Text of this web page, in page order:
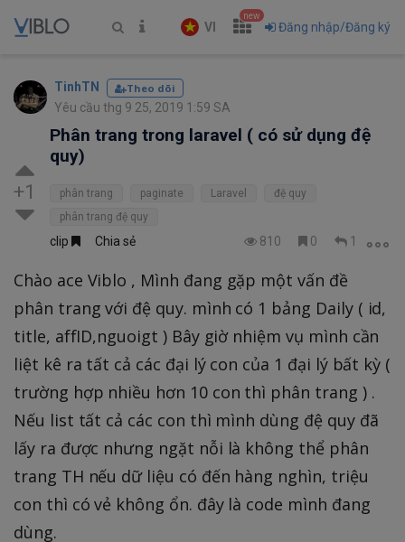
VI
new
Đăng nhập/Đăng ký
TinhTN Theo dõi
Yêu cầu thg 9 25, 2019 1:59 SA
+1
Phân trang trong laravel ( có sử dụng đệ
quy)
phân trang paginate Laravel
đệ quy
phân trang đệ quy
clip Chia sẻ 810 0 1
Chào ace Viblo , Mình đang gặp một vấn đề
phân trang với đệ quy. mình có 1 bảng Daily ( id,
title, affID,nguoigt ) Bây giờ nhiệm vụ mình cần
liệt kê ra tất cả các đại lý con của 1 đại lý bất kỳ (
trường hợp nhiều hơn 10 con thì phân trang ) .
Nếu list tất cả các con thì mình dùng đệ quy đã
lấy ra được nhưng ngặt nỗi là không thể phân
trang TH nếu dữ liệu có đến hàng nghìn, triệu
con thì có vẻ không ổn. đây là code mình đang
dùng.